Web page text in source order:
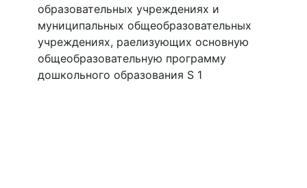
образовательных учреждениях и
муниципальных общеобразовательных
учреждениях, раелизующих основную
общеобразовательную программу
дошкольного образования S 1